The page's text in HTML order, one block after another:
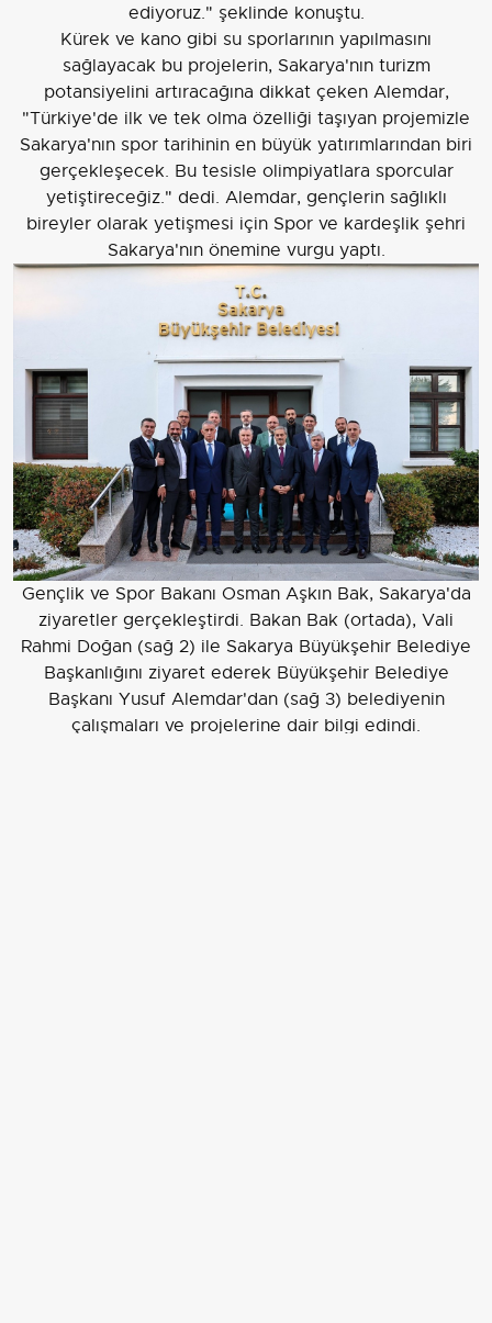
ediyoruz." şeklinde konuştu.
Kürek ve kano gibi su sporlarının yapılmasını
sağlayacak bu projelerin, Sakarya'nın turizm
potansiyelini artıracağına dikkat çeken Alemdar,
"Türkiye'de ilk ve tek olma özelliği taşıyan projemizle
Sakarya'nın spor tarihinin en büyük yatırımlarından biri
gerçekleşecek. Bu tesisle olimpiyatlara sporcular
yetiştireceğiz." dedi. Alemdar, gençlerin sağlıklı
bireyler olarak yetişmesi için Spor ve kardeşlik şehri
Sakarya'nın önemine vurgu yaptı.
Gençlik ve Spor Bakanı Osman Aşkın Bak, Sakarya'da
ziyaretler gerçekleştirdi. Bakan Bak (ortada), Vali
Rahmi Doğan (sağ 2) ile Sakarya Büyükşehir Belediye
Başkanlığını ziyaret ederek Büyükşehir Belediye
Başkanı Yusuf Alemdar'dan (sağ 3) belediyenin
çalışmaları ve projelerine dair bilgi edindi.